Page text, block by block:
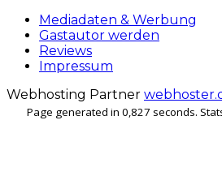
Mediadaten & Werbung
Gastautor werden
Reviews
Impressum
Webhosting Partner
Page generated in 0,827 seconds.